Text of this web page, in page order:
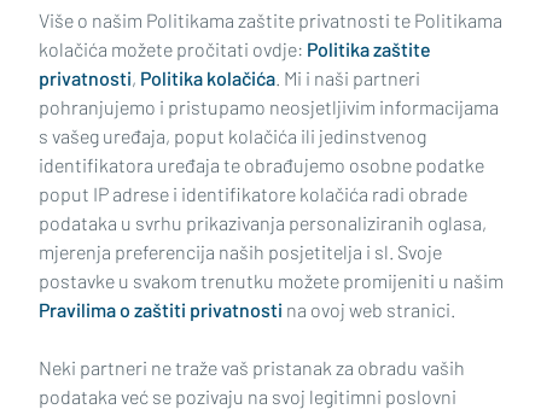
Impressum Uvjeti korištenja Politika privatnosti
Politika kolačića Kontakt Pritužbe Suradnici
Oglašavanje
Više o našim Politikama zaštite privatnosti te Politikama
kolačića možete pročitati ovdje: Politika zaštite
privatnosti, Politika kolačića. Mi i naši partneri
pohranjujemo i pristupamo neosjetljivim informacijama
s vašeg uređaja, poput kolačića ili jedinstvenog
identifikatora uređaja te obrađujemo osobne podatke
poput IP adrese i identifikatore kolačića radi obrade
podataka u svrhu prikazivanja personaliziranih oglasa,
mjerenja preferencija naših posjetitelja i sl. Svoje
postavke u svakom trenutku možete promijeniti u našim
Pravilima o zaštiti privatnosti na ovoj web stranici.
Neki partneri ne traže vaš pristanak za obradu vaših
podataka već se pozivaju na svoj legitimni poslovni